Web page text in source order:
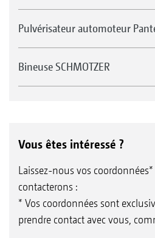
Pulvérisateur automoteur
Bineuse SCHMOTZER
Vous êtes intéressé ?
Laissez-nous vos
contacterons :
* Vos coordonnées sont
prendre contact avec vous,